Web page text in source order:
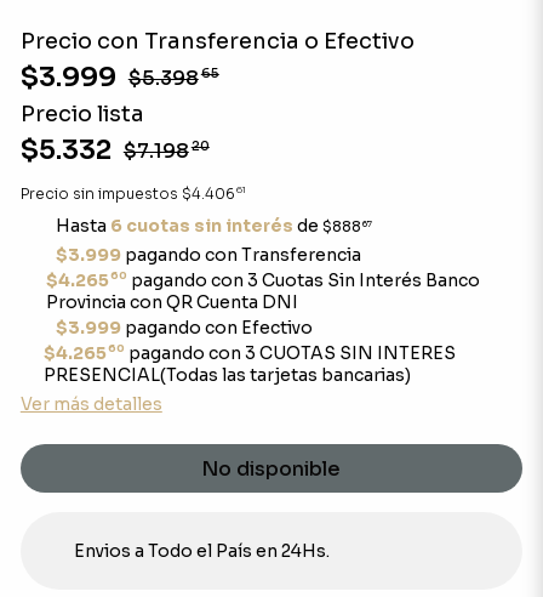
Precio con Transferencia o Efectivo
$3.999 $5.39865
Precio lista
$5.332 $7.19820
Precio sin impuestos $4.406 61
Hasta 6 cuotas sin interés de $888 67
$3.999pagando con Transferencia
$4.26560 pagando con 3 Cuotas Sin Interés Banco
Provincia con QR Cuenta DNI
$3.999pagando con Efectivo
$4.26560 pagando con 3 CUOTAS SIN INTERES
PRESENCIAL(Todas las tarjetas bancarias)
Ver más detalles
No disponible
Envios a Todo el País en 24Hs.